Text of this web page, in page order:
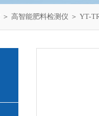
＞ 高智能肥料检测仪 ＞ YT-